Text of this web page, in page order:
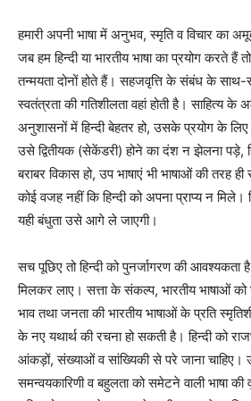
हमारी अपनी भाषा में अनुभव, स्मृति व विचार का
जब हम हिन्दी या भारतीय भाषा का प्रयोग करते हैं
तन्मयता दोनों होते हैं। सहजवृत्ति के संबंध के
स्वतंत्रता की गतिशीलता वहां होती है। साहित्य के
अनुशासनों में हिन्दी बेहतर हो, उसके प्रयोग के
उसे द्वितीयक (सेकेंडरी) होने का दंश न झेलना पड़े,
बराबर विकास हो, उप भाषाएं भी भाषाओं की तरह
कोई वजह नहीं कि हिन्दी को अपना प्राप्य न
यही बंधुता उसे आगे ले जाएगी।
सच पूछिए तो हिन्दी को पुनर्जागरण की आवश्यकता
मिलकर लाए। सत्ता के संकल्प, भारतीय भाषाओं
भाव तथा जनता की भारतीय भाषाओं के प्रति
के नए यथार्थ की रचना हो सकती है। हिन्दी को
आंकड़ों, संख्याओं व सांख्यिकी से परे जाना चाहिए।
समन्वयकारिणी व बहुलता को समेटने वाली भाषा की